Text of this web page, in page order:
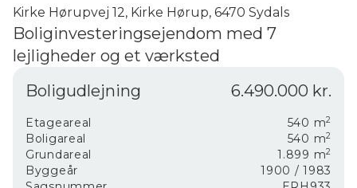
Kirke Hørupvej 12, Kirke Hørup, 6470 Sydals
Boliginvesteringsejendom med 7
lejligheder og et værksted
God investeringsejendom med 7 boliglejemål og et
udhus indrettet til værksted.
Beliggende i Kirke Hørup, som er en charmerende
landsby, beliggende i det smukke sønderjyske
landskab og med kun ca. 50 m til skole og
idrætsfaciliteter og ca. 2 km til handlemuligheder,
Boligudlejning 6.490.000 kr.
Etageareal 540 m2
Boligareal 540 m2
Grundareal 1.899 m2
Byggeår 1900 / 1983